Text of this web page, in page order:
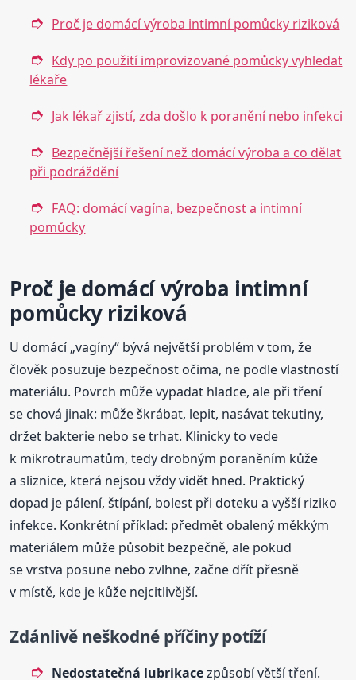
Proč je domácí výroba intimní pomůcky riziková
Kdy po použití improvizované pomůcky vyhledat
lékaře
Jak lékař zjistí, zda došlo k poranění nebo infekci
Bezpečnější řešení než domácí výroba a co dělat
při podráždění
FAQ: domácí vagína, bezpečnost a intimní
pomůcky
Proč je domácí výroba intimní
pomůcky riziková
U domácí „vagíny“ bývá největší problém v tom, že
člověk posuzuje bezpečnost očima, ne podle vlastností
materiálu. Povrch může vypadat hladce, ale při tření
se chová jinak: může škrábat, lepit, nasávat tekutiny,
držet bakterie nebo se trhat. Klinicky to vede
k mikrotraumatům, tedy drobným poraněním kůže
a sliznice, která nejsou vždy vidět hned. Praktický
dopad je pálení, štípání, bolest při doteku a vyšší riziko
infekce. Konkrétní příklad: předmět obalený měkkým
materiálem může působit bezpečně, ale pokud
se vrstva posune nebo zvlhne, začne dřít přesně
v místě, kde je kůže nejcitlivější.
Zdánlivě neškodné příčiny potíží
Nedostatečná lubrikacezpůsobí větší tření.